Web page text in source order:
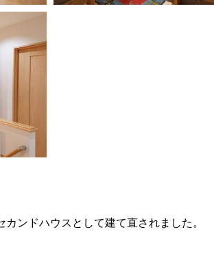
ンドハウスとして建て直されました。